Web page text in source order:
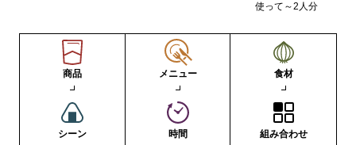
使って～2人分
商品 メニュー 食材
シーン 時間 組み合わせ